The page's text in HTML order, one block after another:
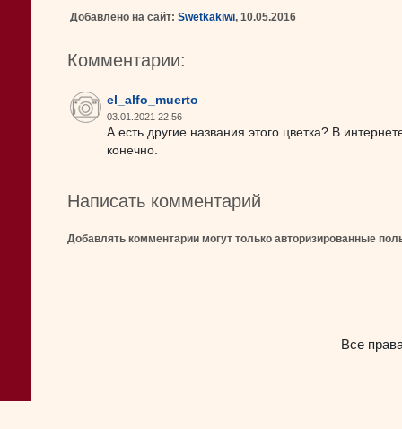
Добавлено на сайт: Swetkakiwi, 10.05.2016
Комментарии:
el_alfo_muerto
03.01.2021 22:56
А есть другие названия этого цветка? В
конечно.
Написать комментарий
Добавлять комментарии могут только авторизированные
Все